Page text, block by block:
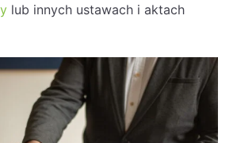
lub innych ustawach i aktach